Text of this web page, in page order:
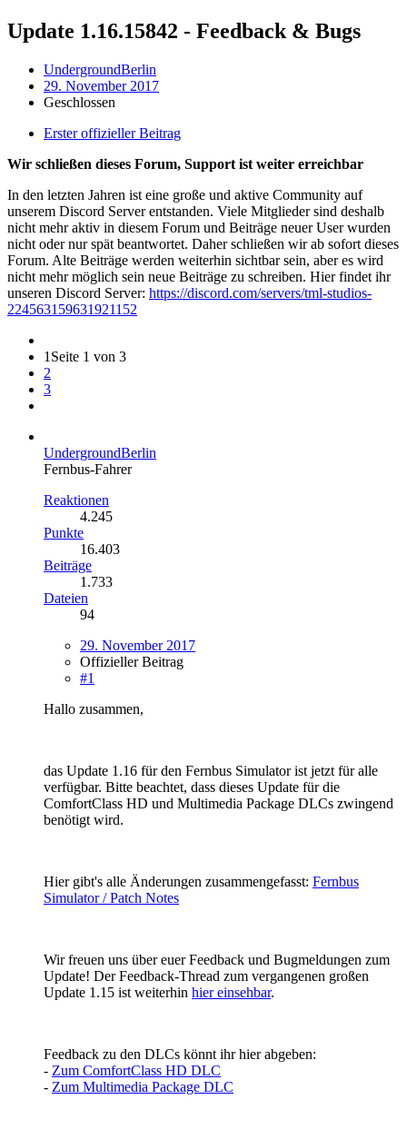
Update 1.16.15842 - Feedback & Bugs
UndergroundBerlin
29. November 2017
Geschlossen
Erster offizieller Beitrag
Wir schließen dieses Forum, Support ist weiter erreichbar
In den letzten Jahren ist eine große und aktive Community auf
unserem Discord Server entstanden. Viele Mitglieder sind deshalb
nicht mehr aktiv in diesem Forum und Beiträge neuer User wurden
nicht oder nur spät beantwortet. Daher schließen wir ab sofort dieses
Forum. Alte Beiträge werden weiterhin sichtbar sein, aber es wird
nicht mehr möglich sein neue Beiträge zu schreiben. Hier findet ihr
unseren Discord Server: https://discord.com/servers/tml-studios-
224563159631921152
1 Seite 1 von 3
2
3
UndergroundBerlin
Fernbus-Fahrer
Reaktionen
4.245
Punkte
16.403
Beiträge
1.733
Dateien
94
29. November 2017
Offizieller Beitrag
#1
Hallo zusammen,
das Update 1.16 für den Fernbus Simulator ist jetzt für alle
verfügbar. Bitte beachtet, dass dieses Update für die
ComfortClass HD und Multimedia Package DLCs zwingend
benötigt wird.
Hier gibt's alle Änderungen zusammengefasst: Fernbus
Simulator / Patch Notes
Wir freuen uns über euer Feedback und Bugmeldungen zum
Update! Der Feedback-Thread zum vergangenen großen
Update 1.15 ist weiterhin hier einsehbar.
Feedback zu den DLCs könnt ihr hier abgeben:
- Zum ComfortClass HD DLC
- Zum Multimedia Package DLC